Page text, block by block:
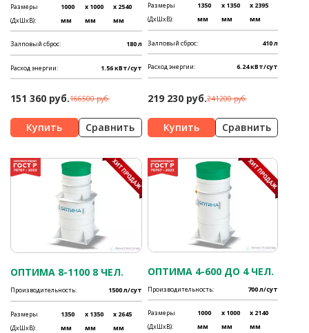
Размеры
(ДхШхВ):
1000
мм
x 1000
мм
x 2540
мм
Залповый сброс: 180 л
Расход энергии: 1.56 кВт/сут
151 360 руб.166500 руб.
Сравнить
Размеры
(ДхШхВ):
1350
мм
x 1350
мм
x 2395
мм
Залповый сброс: 410 л
Расход энергии: 6.24 кВт/сут
219 230 руб.241200 руб.
Сравнить
ОПТИМА 8-1100 8 ЧЕЛ.
Производительность: 1500 л/сут
Размеры
(ДхШхВ):
1350
мм
x 1350
мм
x 2645
мм
ОПТИМА 4-600 ДО 4 ЧЕЛ.
Производительность: 700 л/сут
Размеры
(ДхШхВ):
1000
мм
x 1000
мм
x 2140
мм